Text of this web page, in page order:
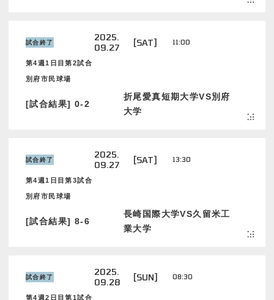
試合終了
2025.
09.27
[SAT] 11:00
第4週1日目第2試合
別府市民球場
[試合結果] 0-2
折尾愛真短期大学VS別府
大学
試合終了
2025.
09.27
[SAT] 13:30
第4週1日目第3試合
別府市民球場
[試合結果] 8-6
長崎国際大学VS久留米工
業大学
試合終了
2025.
09.28
[SUN] 08:30
第4週2日目第1試合